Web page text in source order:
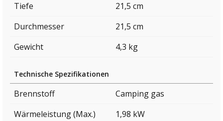
Tiefe
21,5 cm
Durchmesser
21,5 cm
Gewicht
4,3 kg
Technische Spezifikationen
Brennstoff
Camping gas
Wärmeleistung (Max.)
1,98 kW